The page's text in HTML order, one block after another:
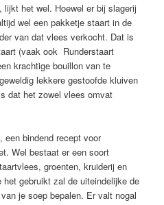
het wel. Hoewel er bij slagerij
wel een pakketje staart in de
van dat vlees verkocht. Dat is
(vaak ook Runderstaart
krachtige bouillon van te
lekkere gestoofde kluiven
dat het zowel vlees omvat
een bindend recept voor
Wel bestaat er een soort
groenten, kruiderij en
gebruikt zal de uiteindelijke de
je soep bepalen. Er valt nogal